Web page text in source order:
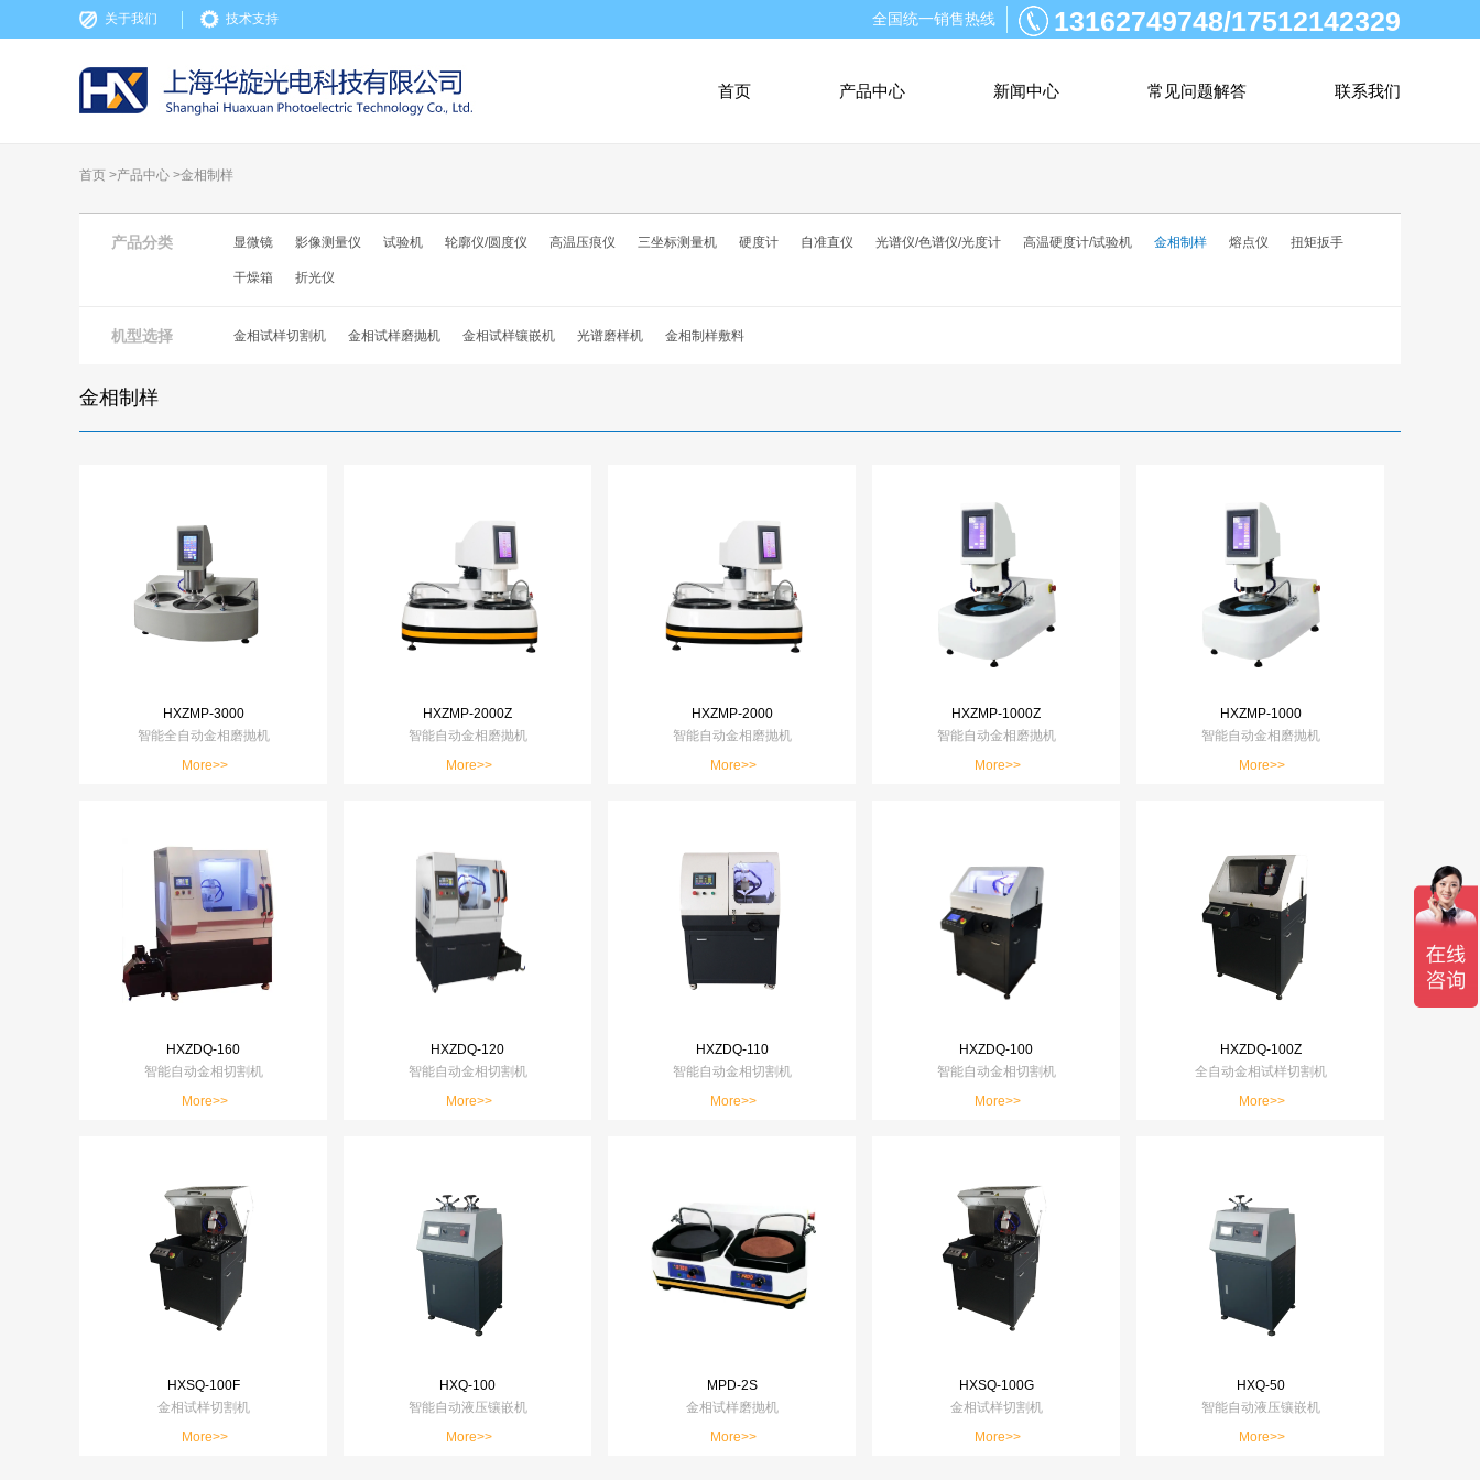
关于我们 技术支持 全国统一销售热线 13162749748/17512142329
首页 产品中心 新闻中心 常见问题解答 联系我们
首页 >产品中心 >金相制样
产品分类 显微镜 影像测量仪 试验机 轮廓仪/圆度仪 高温压痕仪 三坐标测量机 硬度计 自准直仪 光谱仪/色谱仪/光度计 高温硬度计/试验机 金相制样 熔点仪 扭矩扳手
干燥箱 折光仪
机型选择 金相试样切割机 金相试样磨抛机 金相试样镶嵌机 光谱磨样机 金相制样敷料
金相制样
HXZMP-3000
智能全自动金相磨抛机
More>>
HXZMP-2000Z
智能自动金相磨抛机
More>>
HXZMP-2000
智能自动金相磨抛机
More>>
HXZMP-1000Z
智能自动金相磨抛机
More>>
HXZMP-1000
智能自动金相磨抛机
More>>
HXZDQ-160
智能自动金相切割机
More>>
HXZDQ-120
智能自动金相切割机
More>>
HXZDQ-110
智能自动金相切割机
More>>
HXZDQ-100
智能自动金相切割机
More>>
HXZDQ-100Z
全自动金相试样切割机
More>>
HXSQ-100F
金相试样切割机
More>>
HXQ-100
智能自动液压镶嵌机
More>>
MPD-2S
金相试样磨抛机
More>>
HXSQ-100G
金相试样切割机
More>>
HXQ-50
智能自动液压镶嵌机
More>>